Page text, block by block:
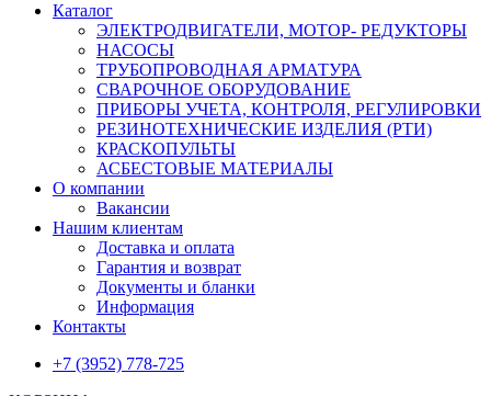
Каталог
ЭЛЕКТРОДВИГАТЕЛИ, МОТОР- РЕДУКТОРЫ
НАСОСЫ
ТРУБОПРОВОДНАЯ АРМАТУРА
СВАРОЧНОЕ ОБОРУДОВАНИЕ
ПРИБОРЫ УЧЕТА, КОНТРОЛЯ, РЕГУЛИРОВКИ
РЕЗИНОТЕХНИЧЕСКИЕ ИЗДЕЛИЯ (РТИ)
КРАСКОПУЛЬТЫ
АСБЕСТОВЫЕ МАТЕРИАЛЫ
О компании
Вакансии
Нашим клиентам
Доставка и оплата
Гарантия и возврат
Документы и бланки
Информация
Контакты
+7 (3952) 778-725